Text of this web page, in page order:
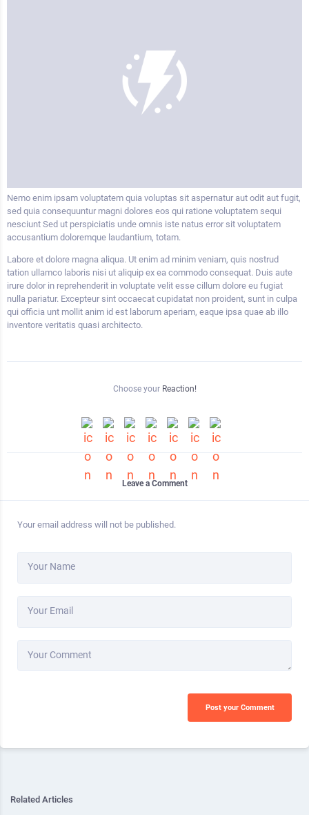
Nemo enim ipsam voluptatem quia voluptas sit aspernatur aut odit aut fugit,
sed quia consequuntur magni dolores eos qui ratione voluptatem sequi
nesciunt Sed ut perspiciatis unde omnis iste natus error sit voluptatem
accusantium doloremque laudantium, totam.
Labore et dolore magna aliqua. Ut enim ad minim veniam, quis nostrud
tation ullamco laboris nisi ut aliquip ex ea commodo consequat. Duis aute
irure dolor in reprehenderit in voluptate velit esse cillum dolore eu fugiat
nulla pariatur. Excepteur sint occaecat cupidatat non proident, sunt in culpa
qui officia unt mollit anim id est laborum aperiam, eaque ipsa quae ab illo
inventore veritatis quasi architecto.
Choose your Reaction!
Leave a Comment
Your email address will not be published.
Your Name
Your Email
Your Comment
Post your Comment
Related Articles